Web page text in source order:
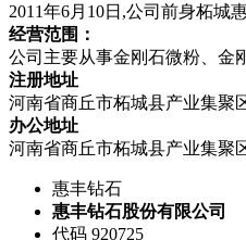
2011年6月10日,公司前身柘城
经营范围：
公司主要从事金刚石微粉、金
注册地址
河南省商丘市柘城县产业集聚
办公地址
河南省商丘市柘城县产业集聚
惠丰钻石
惠丰钻石股份有限公司
代码 920725